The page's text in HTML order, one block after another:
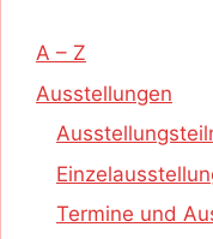
A – Z
Ausstellungen
Termine und